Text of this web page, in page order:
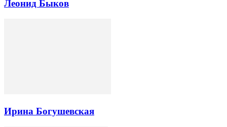
Леонид Быков
Ирина Богушевская